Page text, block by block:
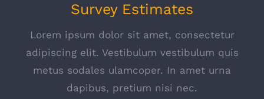
Survey Estimates
Lorem ipsum dolor sit amet, consectetur
adipiscing elit. Vestibulum vestibulum quis
metus sodales ulamcoper. In amet urna
dapibus, pretium nisi nec.